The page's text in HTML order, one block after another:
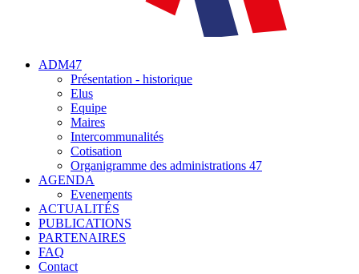
ADM47
Présentation - historique
Elus
Equipe
Maires
Intercommunalités
Cotisation
Organigramme des administrations 47
AGENDA
Evenements
ACTUALITÉS
PUBLICATIONS
PARTENAIRES
FAQ
Contact